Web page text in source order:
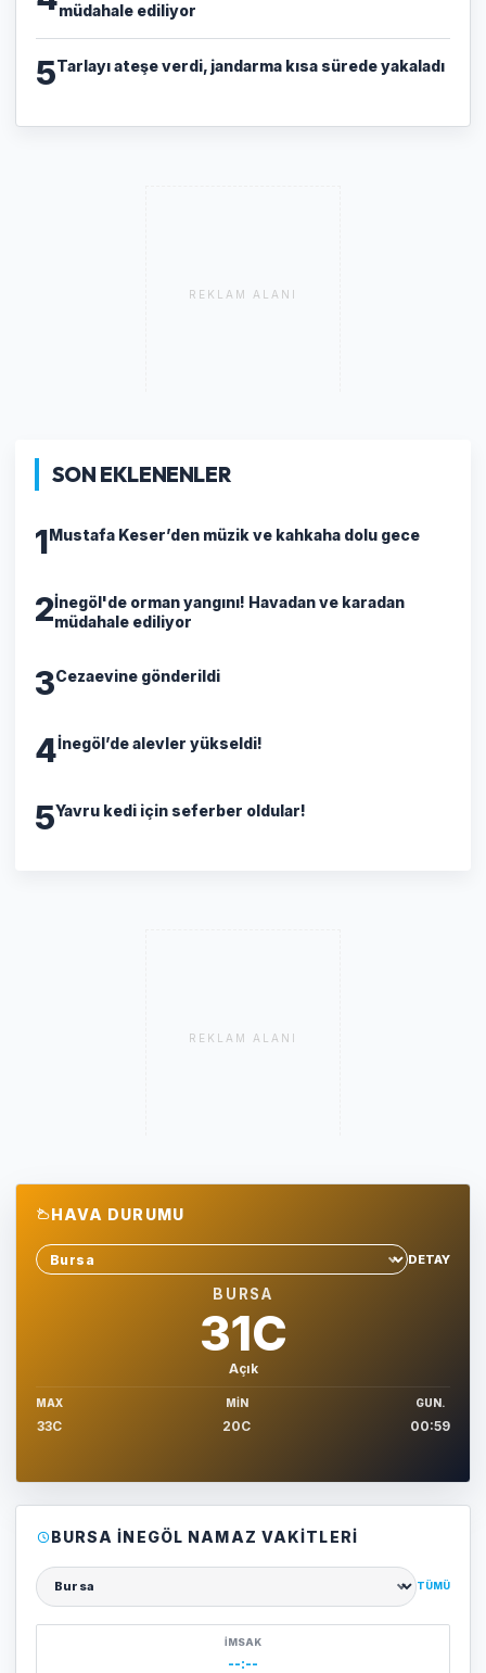
müdahale ediliyor
5Tarlayı ateşe verdi, jandarma kısa sürede yakaladı
REKLAM ALANI
SON EKLENENLER
1Mustafa Keser’den müzik ve kahkaha dolu gece
2İnegöl'de orman yangını! Havadan ve karadan
müdahale ediliyor
3Cezaevine gönderildi
4İnegöl’de alevler yükseldi!
5Yavru kedi için seferber oldular!
REKLAM ALANI
HAVA DURUMU
Sehir sec
DETAY
BURSA
31C
Açık
MAX
33C
MIN
20C
GUN.
00:59
BURSA İNEGÖL NAMAZ VAKITLERI
Şehir seçin
TÜMÜ
İMSAK
--:--